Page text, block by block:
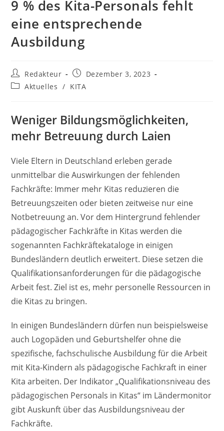
9 % des Kita-Personals fehlt
eine entsprechende
Ausbildung
Beitrags-
Autor:
Redakteur
Beitrag
veröffentlicht:
Dezember 3, 2023
Beitrags-
Aktuelles / KITA
Weniger Bildungsmöglichkeiten,
mehr Betreuung durch Laien
Viele Eltern in Deutschland erleben gerade
unmittelbar die Auswirkungen der fehlenden
Fachkräfte: Immer mehr Kitas reduzieren die
Betreuungszeiten oder bieten zeitweise nur eine
Notbetreuung an. Vor dem Hintergrund fehlender
pädagogischer Fachkräfte in Kitas werden die
sogenannten Fachkräftekataloge in einigen
Bundesländern deutlich erweitert. Diese setzen die
Qualifikationsanforderungen für die pädagogische
Arbeit fest. Ziel ist es, mehr personelle Ressourcen in
die Kitas zu bringen.
In einigen Bundesländern dürfen nun beispielsweise
auch Logopäden und Geburtshelfer ohne die
spezifische, fachschulische Ausbildung für die Arbeit
mit Kita-Kindern als pädagogische Fachkraft in einer
Kita arbeiten. Der Indikator „Qualifikationsniveau des
pädagogischen Personals in Kitas“ im Ländermonitor
gibt Auskunft über das Ausbildungsniveau der
Fachkräfte.